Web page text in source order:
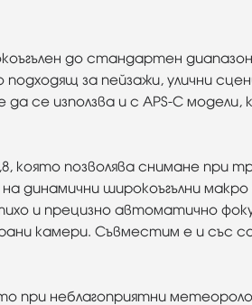
до стандартен
подходящ за пейзажи, улични
се използва и с APS-C
която позволява снимане при
динамични широкоъгълни
и прецизно автоматично
камери. Съвместим е и със
при неблагоприятни